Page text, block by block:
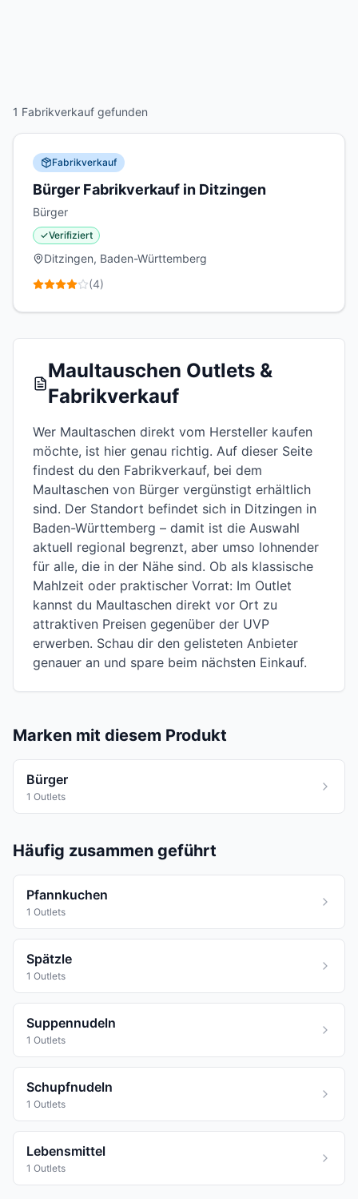
1 Fabrikverkauf gefunden
Fabrikverkauf
Bürger Fabrikverkauf in Ditzingen
Bürger
✓Verifiziert
Ditzingen, Baden-Württemberg
(4)
Maultauschen Outlets &
Fabrikverkauf
Wer Maultaschen direkt vom Hersteller kaufen
möchte, ist hier genau richtig. Auf dieser Seite
findest du den Fabrikverkauf, bei dem
Maultaschen von Bürger vergünstigt erhältlich
sind. Der Standort befindet sich in Ditzingen in
Baden-Württemberg – damit ist die Auswahl
aktuell regional begrenzt, aber umso lohnender
für alle, die in der Nähe sind. Ob als klassische
Mahlzeit oder praktischer Vorrat: Im Outlet
kannst du Maultaschen direkt vor Ort zu
attraktiven Preisen gegenüber der UVP
erwerben. Schau dir den gelisteten Anbieter
genauer an und spare beim nächsten Einkauf.
Marken mit diesem Produkt
Bürger
1 Outlets
Häufig zusammen geführt
Pfannkuchen
1 Outlets
Spätzle
1 Outlets
Suppennudeln
1 Outlets
Schupfnudeln
1 Outlets
Lebensmittel
1 Outlets